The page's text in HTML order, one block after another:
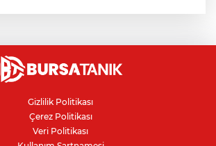
Motorine yeni indirim geliyor
Bursa'nın Nilüfer ilçesinde su kesintisi
yapılacak
Gizlilik Politikası
Çerez Politikası
Veri Politikası